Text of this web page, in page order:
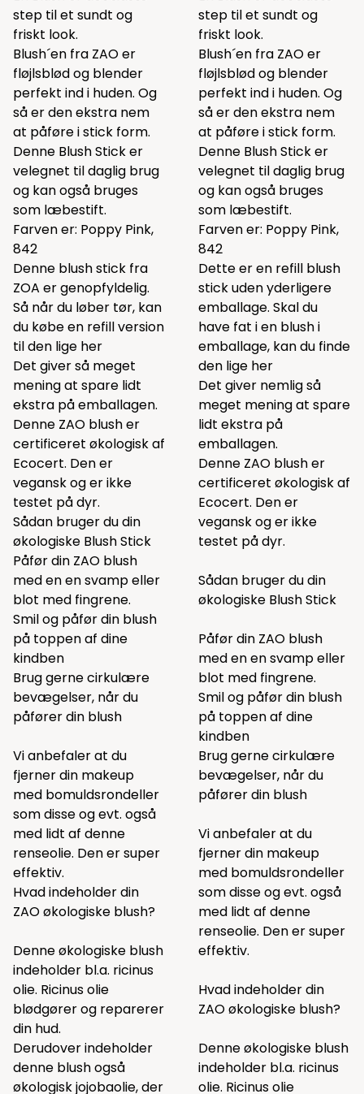
step til et sundt og
friskt look.
Blush´en fra ZAO er
fløjlsblød og blender
perfekt ind i huden. Og
så er den ekstra nem
at påføre i stick form.
Denne Blush Stick er
velegnet til daglig brug
og kan også bruges
som læbestift.
Farven er: Poppy Pink,
842
Denne blush stick fra
ZOA er genopfyldelig.
Så når du løber tør, kan
du købe en refill version
til den lige her
Det giver så meget
mening at spare lidt
ekstra på emballagen.
Denne ZAO blush er
certificeret økologisk af
Ecocert. Den er
vegansk og er ikke
testet på dyr.
Sådan bruger du din
økologiske Blush Stick
Påfør din ZAO blush
med en en svamp eller
blot med fingrene.
Smil og påfør din blush
på toppen af dine
kindben
Brug gerne cirkulære
bevægelser, når du
påfører din blush
Vi anbefaler at du
fjerner din makeup
med bomuldsrondeller
somdisseog evt. også
med lidt af denne
renseolie. Den er super
effektiv.
Hvad indeholder din
ZAO økologiske blush?
Denne økologiske blush
indeholder bl.a. ricinus
olie. Ricinus olie
blødgører og reparerer
din hud.
Derudover indeholder
denne blush også
økologisk jojobaolie, der
step til et sundt og
friskt look.
Blush´en fra ZAO er
fløjlsblød og blender
perfekt ind i huden. Og
så er den ekstra nem
at påføre i stick form.
Denne Blush Stick er
velegnet til daglig brug
og kan også bruges
som læbestift.
Farven er: Poppy Pink,
842
Dette er en refill blush
stick uden yderligere
emballage. Skal du
have fat i en blush i
emballage, kan du finde
den lige her
Det giver nemlig så
meget mening at spare
lidt ekstra på
emballagen.
Denne ZAO blush er
certificeret økologisk af
Ecocert. Den er
vegansk og er ikke
testet på dyr.
Sådan bruger du din
økologiske Blush Stick
Påfør din ZAO blush
med en en svamp eller
blot med fingrene.
Smil og påfør din blush
på toppen af dine
kindben
Brug gerne cirkulære
bevægelser, når du
påfører din blush
Vi anbefaler at du
fjerner din makeup
med bomuldsrondeller
somdisseog evt. også
med lidt af denne
renseolie. Den er super
effektiv.
Hvad indeholder din
ZAO økologiske blush?
Denne økologiske blush
indeholder bl.a. ricinus
olie. Ricinus olie